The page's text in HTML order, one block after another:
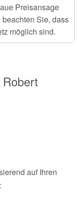
Preisansage
Sie, dass
möglich sind.
Robert
auf Ihren